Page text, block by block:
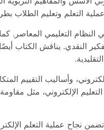
التعلم وتعليم الطلاب
النظام التعليمي المعاصر.
النقدي. يناقش الكتاب
وأساليب التقييم
الإلكتروني، مثل
نجاح عملية التعلم